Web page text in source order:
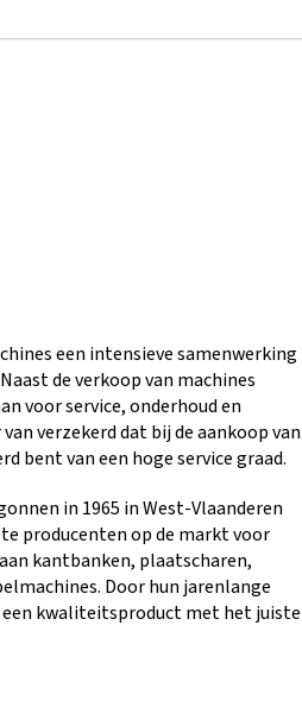
een intensieve samenwerking
de verkoop van machines
voor service, onderhoud en
verzekerd dat bij de aankoop van
bent van een hoge service graad.
in 1965 in West-Vlaanderen
producenten op de markt voor
kantbanken, plaatscharen,
Door hun jarenlange
kwaliteitsproduct met het juiste